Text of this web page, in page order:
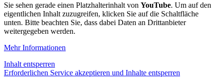
Sie sehen gerade einen Platzhalterinhalt von YouTube. Um auf den
eigentlichen Inhalt zuzugreifen, klicken Sie auf die Schaltfläche
unten. Bitte beachten Sie, dass dabei Daten an Drittanbieter
weitergegeben werden.
Mehr Informationen
Inhalt entsperren
Erforderlichen Service akzeptieren und Inhalte entsperren